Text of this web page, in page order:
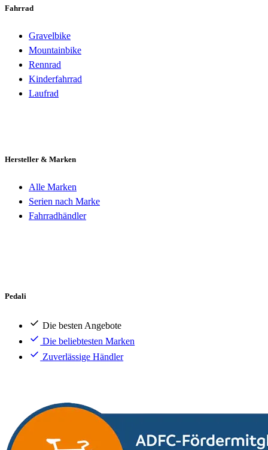
Fahrrad
Gravelbike
Mountainbike
Rennrad
Kinderfahrrad
Laufrad
Hersteller & Marken
Alle Marken
Serien nach Marke
Fahrradhändler
Pedali
Die besten Angebote
Die beliebtesten Marken
Zuverlässige Händler